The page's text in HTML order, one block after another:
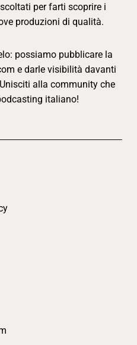
per farti scoprire i
produzioni di qualità.
possiamo pubblicare la
e darle visibilità davanti
alla community che
italiano!